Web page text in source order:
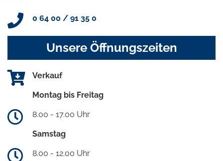
0 64 00 / 91 35 0
Unsere Öffnungszeiten
Verkauf
Montag bis Freitag
8.00 - 17.00 Uhr
Samstag
8.00 - 12.00 Uhr